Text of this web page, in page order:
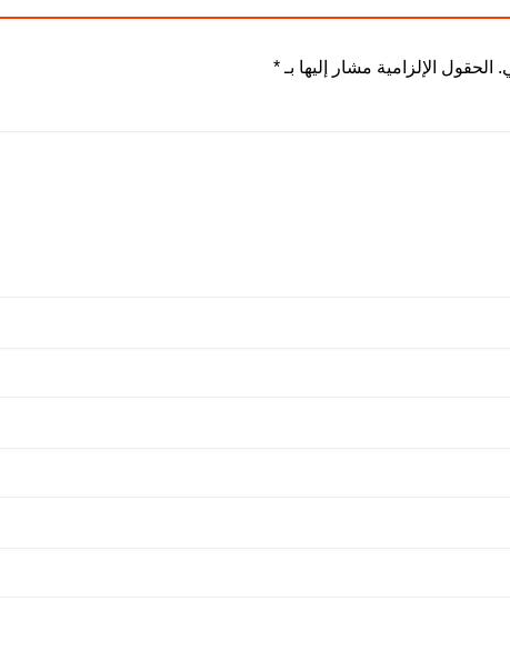
الحقول الإلزامية مشار إليها بـ *